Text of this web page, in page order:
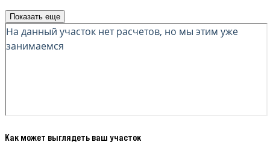
Показать еще
Как может выглядеть ваш участок